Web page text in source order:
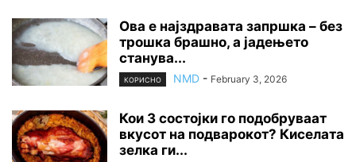
Ова е најздравата запршка – без
трошка брашно, а јадењето
станува...
КОРИСНО NMD - February 3, 2026
Кои 3 состојки го подобруваат
вкусот на подварокот? Киселата
зелка ги...